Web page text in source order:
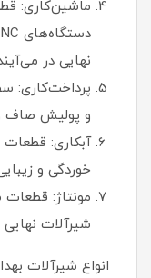
ماشین‌کاری:
نهایی در
پرداخت‌کاری:
و پولیش صاف
آبکاری: قطعات
خوردگی و
مونتاژ:
شیرآلات
انواع شیرآلات